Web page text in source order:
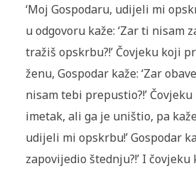
‘Moj Gospodaru, udijeli mi
u odgovoru kaže: ‘Zar ti nisam
tražiš opskrbu?!’ Čovjeku koji
ženu, Gospodar kaže: ‘Zar
nisam tebi prepustio?!’
imetak, ali ga je uništio, pa
udijeli mi opskrbu!’ Gospodar
zapovijedio štednju?!’ I